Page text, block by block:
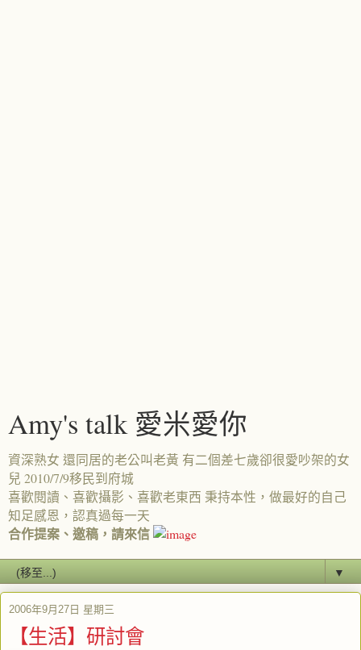
Amy's talk 愛米愛你
資深熟女 還同居的老公叫老黃 有二個差七歲卻很愛吵架的女
兒 2010/7/9移民到府城
喜歡閱讀、喜歡攝影、喜歡老東西 秉持本性，做最好的自己
知足感恩，認真過每一天
合作提案、邀稿，請來信
▼
2006年9月27日 星期三
【生活】研討會